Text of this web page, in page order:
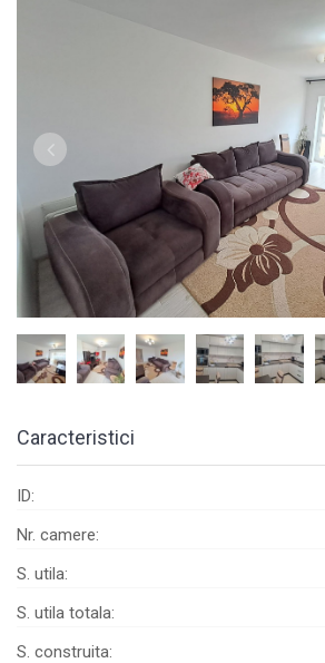
Caracteristici
ID:
Nr. camere:
S. utila:
S. utila totala:
S. construita: